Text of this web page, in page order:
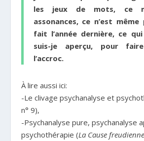
les jeux de mots, ce
assonances, ce n’est même
fait l’année dernière, ce
suis-je aperçu, pour
l’accroc.
À lire aussi ici:
-Le clivage psychanalyse et
n° 9),
-Psychanalyse pure, psychanalyse
psychothérapie (La Cause freudienne